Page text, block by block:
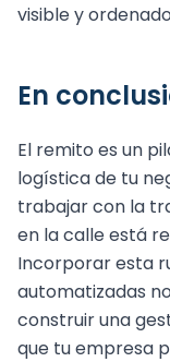
visible y
En
El remito es un pilar fundamental para ordenar la
logística de tu
trabajar con la
en la calle está
Incorporar esta
automatizadas
construir una
que tu empresa